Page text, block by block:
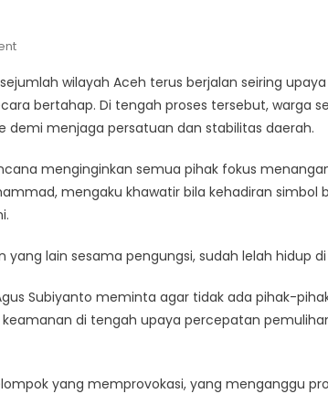
On
Pascabencana
Terus
Berlangsung,
Sepakat
Tolak
Separatisme
Aceh
wilayah Aceh terus berjalan seiring
bertahap. Di tengah proses tersebut, warga
demi menjaga persatuan dan stabilitas daerah.
menginginkan semua pihak fokus
mengaku khawatir bila kehadiran simbol
lain sesama pengungsi, sudah lelah hidup di
Subiyanto meminta agar tidak ada pihak-
di tengah upaya percepatan
yang memprovokasi, yang menganggu